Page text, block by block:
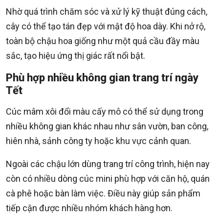
Nhờ quá trình chăm sóc và xử lý kỹ thuật đúng cách,
cây có thể tạo tán đẹp với mật độ hoa dày. Khi nở rộ,
toàn bộ chậu hoa giống như một quả cầu đầy màu
sắc, tạo hiệu ứng thị giác rất nổi bật.
Phù hợp nhiều không gian trang trí ngày
Tết
Cúc mâm xôi đổi màu cấy mô có thể sử dụng trong
nhiều không gian khác nhau như sân vườn, ban công,
hiên nhà, sảnh công ty hoặc khu vực cảnh quan.
Ngoài các chậu lớn dùng trang trí công trình, hiện nay
còn có nhiều dòng cúc mini phù hợp với căn hộ, quán
cà phê hoặc bàn làm việc. Điều này giúp sản phẩm
tiếp cận được nhiều nhóm khách hàng hơn.